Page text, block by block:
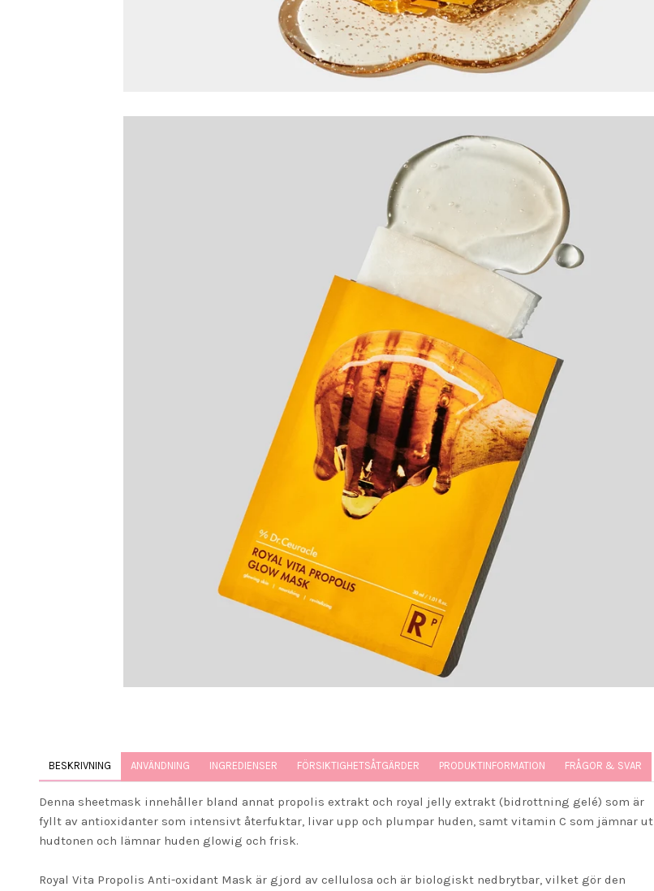
BESKRIVNING ANVÄNDNING INGREDIENSER FÖRSIKTIGHETSÅTGÄRDER PRODUKTINFORMATION FRÅGOR & SVAR
Denna sheetmask innehåller bland annat propolis extrakt och royal jelly extrakt (bidrottning gelé) som är
fyllt av antioxidanter som intensivt återfuktar, livar upp och plumpar huden, samt vitamin C som jämnar ut
hudtonen och lämnar huden glowig och frisk.
Royal Vita Propolis Anti-oxidant Mask är gjord av cellulosa och är biologiskt nedbrytbar, vilket gör den